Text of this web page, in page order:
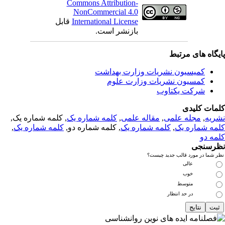
Commons Attribution-
NonCommercial 4.0
International Licenseقابل
بازنشر است.
های مرتبط
کمیسیون نشریات وزارت بهداشت
کمسیون نشریات وزارت علوم
شرکت یکتاوب
کلیدی
,مجله علمی, مقاله علمی, کلمه شماره یک, کلمه شماره یک,
شماره یک,کلمه شماره یک, کلمه شماره دو,کلمه شماره یک,
دو
شما در مورد قالب جدید چیست؟
عالی
خوب
متوسط
در حد انتظار